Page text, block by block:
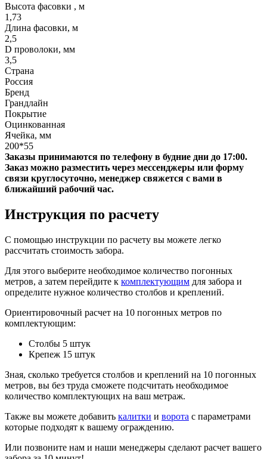
Высота фасовки , м
1,73
Длина фасовки, м
2,5
D проволоки, мм
3,5
Страна
Россия
Бренд
Грандлайн
Покрытие
Оцинкованная
Ячейка, мм
200*55
Заказы принимаются по телефону в будние дни до 17:00.
Заказ можно разместить через мессенджеры или форму
связи круглосуточно, менеджер свяжется с вами в
ближайший рабочий час.
Инструкция по расчету
С помощью инструкции по расчету вы можете легко
рассчитать стоимость забора.
Для этого выберите необходимое количество погонных
метров, а затем перейдите к комплектующим для забора и
определите нужное количество столбов и креплений.
Ориентировочный расчет на 10 погонных метров по
комплектующим:
Столбы 5 штук
Крепеж 15 штук
Зная, сколько требуется столбов и креплений на 10 погонных
метров, вы без труда сможете подсчитать необходимое
количество комплектующих на ваш метраж.
Также вы можете добавить калитки и ворота с параметрами
которые подходят к вашему ограждению.
Или позвоните нам и наши менеджеры сделают расчет вашего